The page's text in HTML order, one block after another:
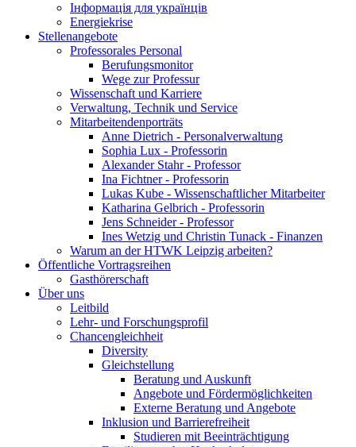
Інформація для українців
Energiekrise
Stellenangebote
Professorales Personal
Berufungsmonitor
Wege zur Professur
Wissenschaft und Karriere
Verwaltung, Technik und Service
Mitarbeitendenporträts
Anne Dietrich - Personalverwaltung
Sophia Lux - Professorin
Alexander Stahr - Professor
Ina Fichtner - Professorin
Lukas Kube - Wissenschaftlicher Mitarbeiter
Katharina Gelbrich - Professorin
Jens Schneider - Professor
Ines Wetzig und Christin Tunack - Finanzen
Warum an der HTWK Leipzig arbeiten?
Öffentliche Vortragsreihen
Gasthörerschaft
Über uns
Leitbild
Lehr- und Forschungsprofil
Chancengleichheit
Diversity
Gleichstellung
Beratung und Auskunft
Angebote und Fördermöglichkeiten
Externe Beratung und Angebote
Inklusion und Barrierefreiheit
Studieren mit Beeinträchtigung